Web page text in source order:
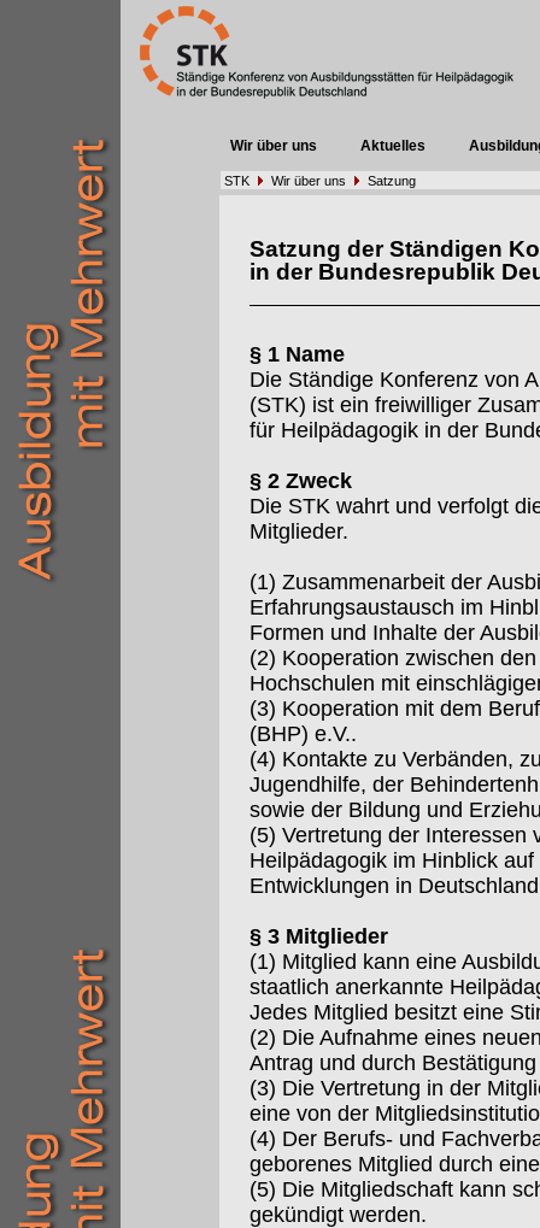
Wir über uns Aktuelles
STK Wir über uns Satzung
Satzung der Ständigen
in der Bundesrepublik
§ 1 Name
Die Ständige Konferenz von
(STK) ist ein freiwilliger
für Heilpädagogik in der
§ 2 Zweck
Die STK wahrt und verfolgt
Mitglieder.
(1) Zusammenarbeit der
Erfahrungsaustausch im
Formen und Inhalte der
(2) Kooperation zwischen
Hochschulen mit
(3) Kooperation mit dem
(BHP) e.V..
(4) Kontakte zu Verbänden,
Jugendhilfe, der
sowie der Bildung und
(5) Vertretung der Interessen
Heilpädagogik im Hinblick
Entwicklungen in
§ 3 Mitglieder
(1) Mitglied kann eine
staatlich anerkannte
Jedes Mitglied besitzt eine
(2) Die Aufnahme eines
Antrag und durch
(3) Die Vertretung in der
eine von der
(4) Der Berufs- und
geborenes Mitglied durch
(5) Die Mitgliedschaft kann
gekündigt werden.